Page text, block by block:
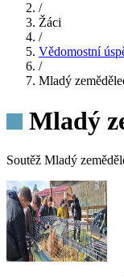
/
Žáci
/
Vědomostní
/
Mladý
Mladý
Soutěž Mladý